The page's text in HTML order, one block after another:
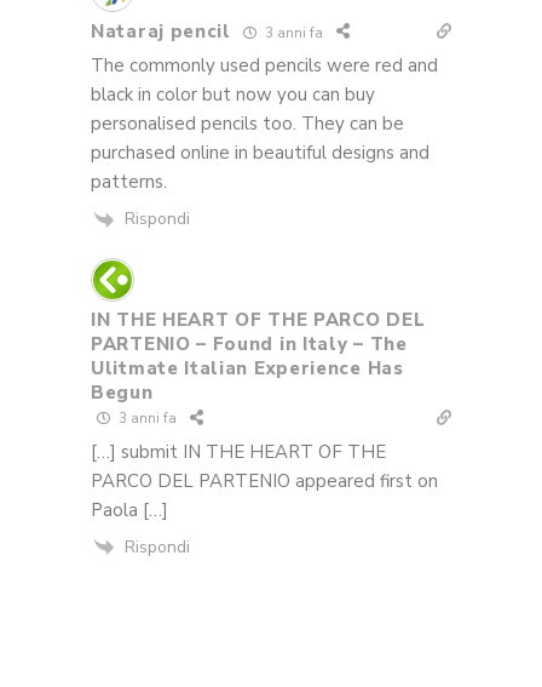
Nataraj pencil 3 anni fa
The commonly used pencils were red and
black in color but now you can buy
personalised pencils too. They can be
purchased online in beautiful designs and
patterns.
Rispondi
IN THE HEART OF THE PARCO DEL
PARTENIO – Found in Italy – The
Ulitmate Italian Experience Has
Begun
3 anni fa
[…] submit IN THE HEART OF THE
PARCO DEL PARTENIO appeared first on
Paola […]
Rispondi